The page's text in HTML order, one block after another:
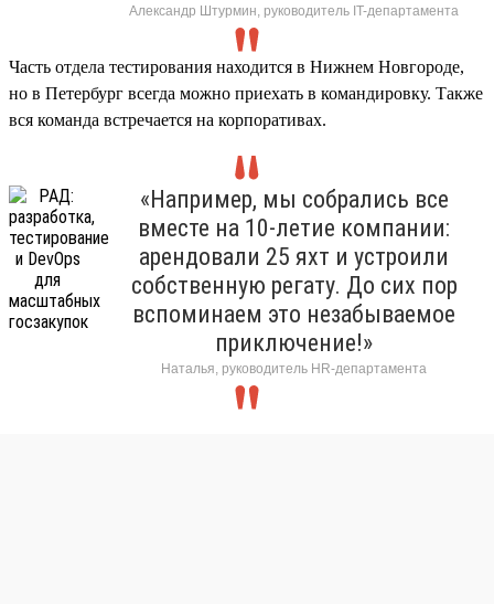
Александр Штурмин, руководитель IT-департамента
Часть отдела тестирования находится в Нижнем Новгороде,
но в Петербург всегда можно приехать в командировку. Также
вся команда встречается на корпоративах.
«Например, мы собрались все
вместе на 10-летие компании:
арендовали 25 яхт и устроили
собственную регату. До сих пор
вспоминаем это незабываемое
приключение!»
Наталья, руководитель HR-департамента